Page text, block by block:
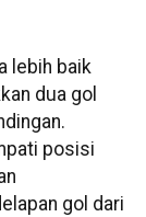
lebih baik
dua gol
posisi
gol dari